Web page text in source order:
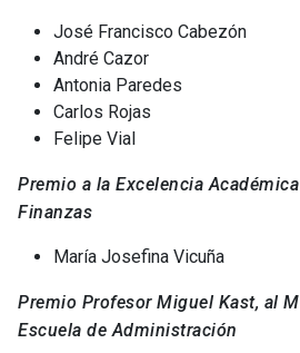
José Francisco Cabezón
André Cazor
Antonia Paredes
Carlos Rojas
Felipe Vial
Premio a la Excelencia
Finanzas
María Josefina Vicuña
Premio Profesor Miguel Kast, al
Escuela de Administración